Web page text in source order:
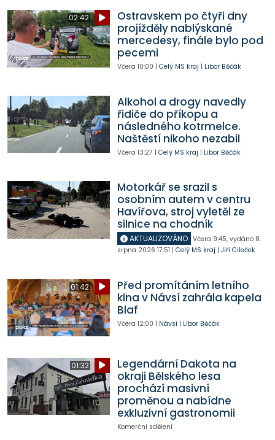
02:42
Ostravskem po čtyři dny
projížděly nablýskané
mercedesy, finále bylo pod
pecemi
Včera 10:00 | Celý MS kraj | Libor Běčák
Alkohol a drogy navedly
řidiče do příkopu a
následného kotrmelce.
Naštěstí nikoho nezabil
Včera 13:27 | Celý MS kraj | Libor Běčák
Motorkář se srazil s
osobním autem v centru
Havířova, stroj vyletěl ze
silnice na chodník
AKTUALIZOVÁNO Včera 9:45, vydáno 8.
srpna 2026 17:51 | Celý MS kraj | Jiří Cileček
01:42
Před promítáním letního
kina v Návsí zahrála kapela
Blaf
Včera 12:00 | Návsí| Libor Běčák
01:32
Legendární Dakota na
okraji Bělského lesa
prochází masivní
proměnou a nabídne
exkluzivní gastronomii
Komerční sdělení